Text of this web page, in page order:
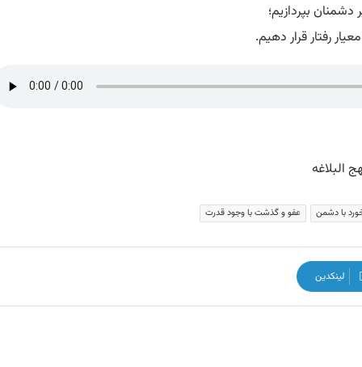
بپردازیم؛
رفتار قرار دهیم.
البلاغه
با دشمن عفو و گذشت با وجود قدرت
لینکدین